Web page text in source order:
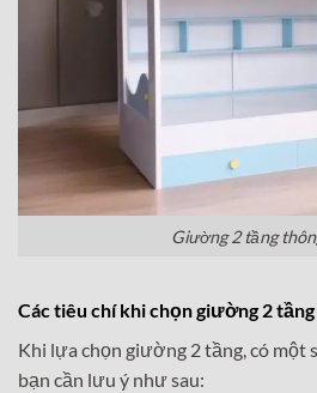
Giường 2 tầng
Các tiêu chí khi chọn giường 2
Khi lựa chọn giường 2 tầng, có một
bạn cần lưu ý như sau: